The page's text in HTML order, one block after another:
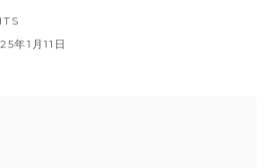
年1月11日